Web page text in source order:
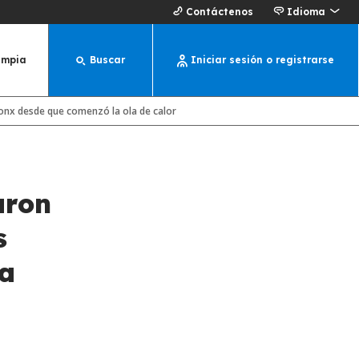
Contáctenos Idioma
Buscar Iniciar sesión o registrarse
desde que comenzó la ola de calor